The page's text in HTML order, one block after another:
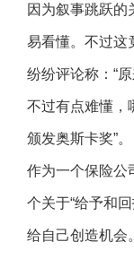
因为叙事跳跃的
易看懂。不过这
纷纷评论称：“
不过有点难懂，
颁发奥斯卡奖”。
作为一个保险公
个关于“给予和
给自己创造机会。